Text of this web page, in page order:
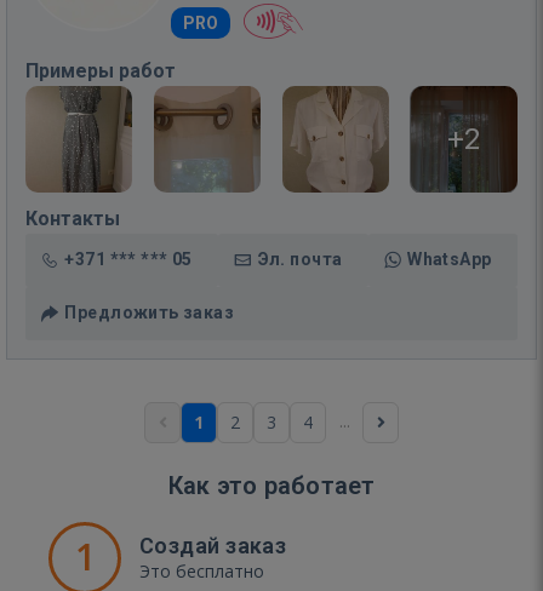
PRO
Примеры работ
+2
Контакты
+371 *** *** 05 Эл. почта WhatsApp
Предложить заказ
1 2 3 4 ...
Как это работает
1 Создай заказ
Это бесплатно